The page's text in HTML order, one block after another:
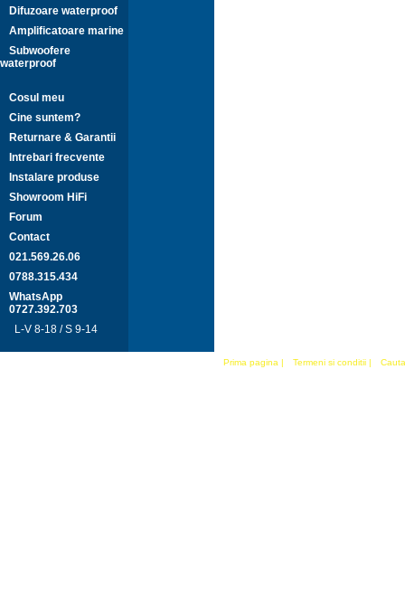
Difuzoare waterproof
Amplificatoare marine
Subwoofere
waterproof
Cosul meu
Cine suntem?
Returnare & Garantii
Intrebari frecvente
Instalare produse
Showroom HiFi
Forum
Contact
021.569.26.06
0788.315.434
WhatsApp
0727.392.703
L-V 8-18 / S 9-14
Prima pagina | Termeni si conditii |